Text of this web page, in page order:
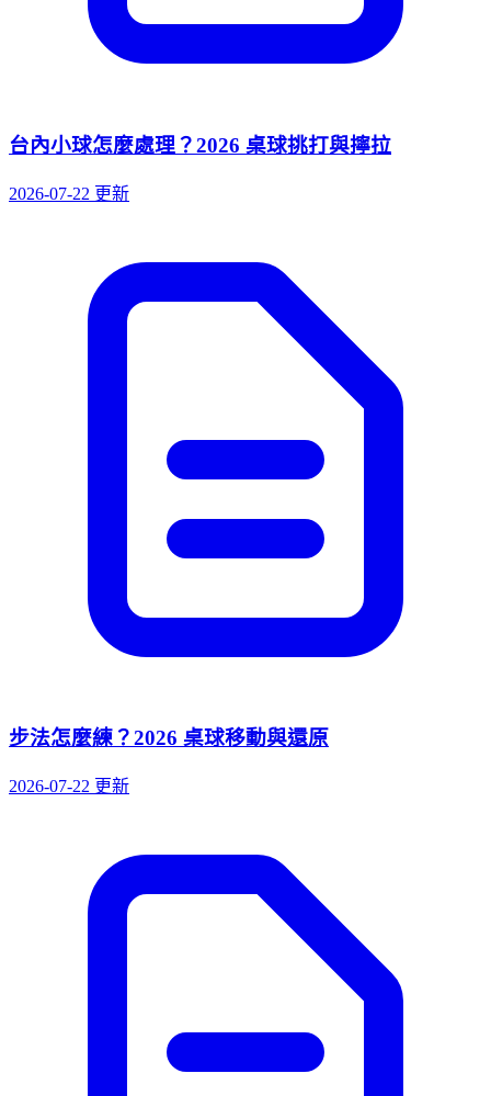
台內小球怎麼處理？2026 桌球挑打與擰拉
2026-07-22 更新
步法怎麼練？2026 桌球移動與還原
2026-07-22 更新